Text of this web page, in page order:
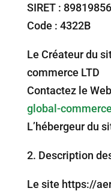
SIRET :
Code : 4322B
Le Créateur du
commerce LTD
Contactez le
global-
L’hébergeur du
2.⁠ ⁠Description
Le site https://